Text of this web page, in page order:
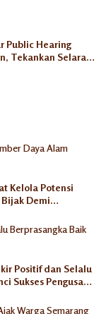
Public Hearing
Tekankan Selaras
Kelola Potensi
Bijak Demi
Positif dan Selalu
Sukses Pengusaha